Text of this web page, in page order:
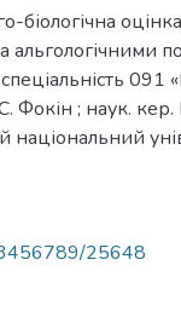
біологічна
альгологічними
091
С. Фокін ; наук.
національний
25648